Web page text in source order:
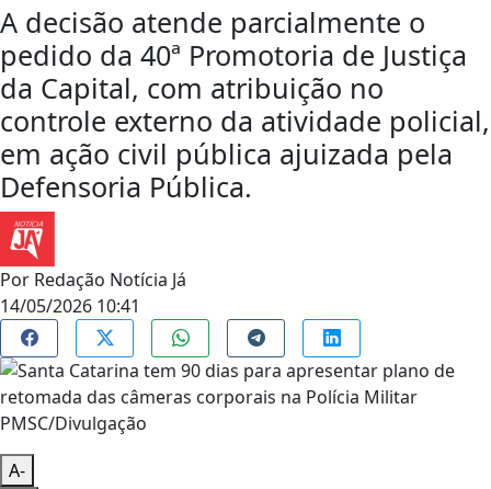
A decisão atende parcialmente o
pedido da 40ª Promotoria de Justiça
da Capital, com atribuição no
controle externo da atividade policial,
em ação civil pública ajuizada pela
Defensoria Pública.
Por Redação Notícia Já
14/05/2026 10:41
PMSC/Divulgação
A-